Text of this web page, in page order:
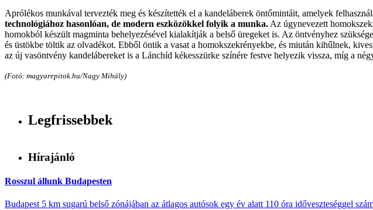
Aprólékos munkával tervezték meg és készítették el a kandeláberek öntőmintáit, amelyek
technológiához hasonlóan, de modern eszközökkel folyik a munka. Az úgynevezett
homokból készült magminta behelyezésével kialakítják a belső üregeket is. Az öntvényhez
és üstökbe töltik az olvadékot. Ebből öntik a vasat a homokszekrényekbe, és miután kihűlnek,
az új vasöntvény kandelábereket is a Lánchíd kékesszürke színére festve helyezik vissza, míg a
(Fotó: magyarepitok.hu/Nagy Mihály)
Legfrissebbek
Hírajánló
Rosszul állunk Budapesten
Budapest 5 km sugarú belső zónájában az átlagos autósok egy év alatt 110 óra időveszteséggel